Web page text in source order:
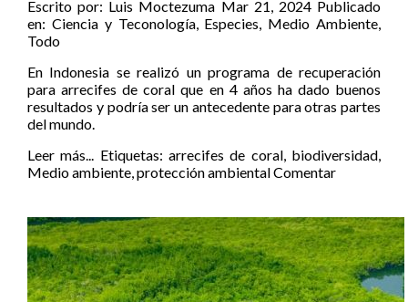
Escrito por: Luis Moctezuma Mar 21, 2024 Publicado
en: Ciencia y Teconología, Especies, Medio Ambiente,
Todo
En Indonesia se realizó un programa de recuperación
para arrecifes de coral que en 4 años ha dado buenos
resultados y podría ser un antecedente para otras partes
del mundo.
Leer más... Etiquetas:arrecifes de coral, biodiversidad,
Medio ambiente,protección ambientalComentar